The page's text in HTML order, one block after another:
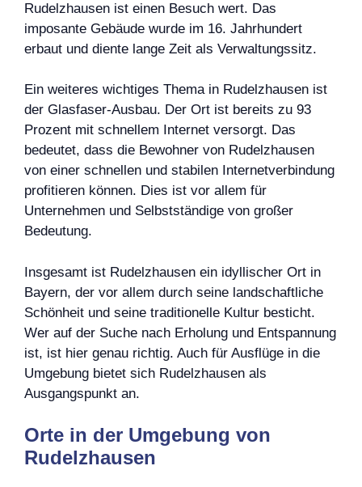
Rudelzhausen ist einen Besuch wert. Das
imposante Gebäude wurde im 16. Jahrhundert
erbaut und diente lange Zeit als Verwaltungssitz.
Ein weiteres wichtiges Thema in Rudelzhausen ist
der Glasfaser-Ausbau. Der Ort ist bereits zu 93
Prozent mit schnellem Internet versorgt. Das
bedeutet, dass die Bewohner von Rudelzhausen
von einer schnellen und stabilen Internetverbindung
profitieren können. Dies ist vor allem für
Unternehmen und Selbstständige von großer
Bedeutung.
Insgesamt ist Rudelzhausen ein idyllischer Ort in
Bayern, der vor allem durch seine landschaftliche
Schönheit und seine traditionelle Kultur besticht.
Wer auf der Suche nach Erholung und Entspannung
ist, ist hier genau richtig. Auch für Ausflüge in die
Umgebung bietet sich Rudelzhausen als
Ausgangspunkt an.
Orte in der Umgebung von
Rudelzhausen